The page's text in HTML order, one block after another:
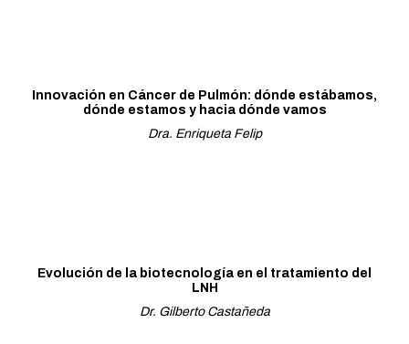
Innovación en Cáncer de Pulmón: dónde estábamos,
dónde estamos y hacia dónde vamos
Dra. Enriqueta Felip
Evolución de la biotecnología en el tratamiento del
LNH
Dr. Gilberto Castañeda